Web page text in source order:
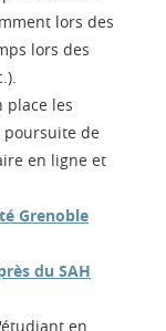
lors des
lors des
place les
poursuite de
en ligne et
Grenoble
du SAH
en